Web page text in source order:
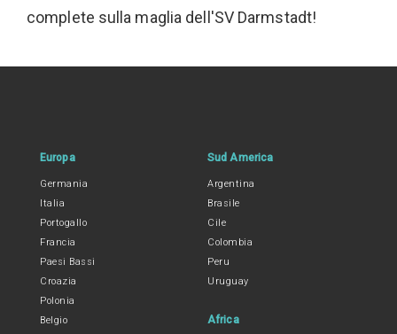
complete sulla maglia dell'SV Darmstadt!
Europa
Germania
Italia
Portogallo
Francia
Paesi Bassi
Croazia
Polonia
Belgio
Sud America
Argentina
Brasile
Cile
Colombia
Peru
Uruguay
Africa